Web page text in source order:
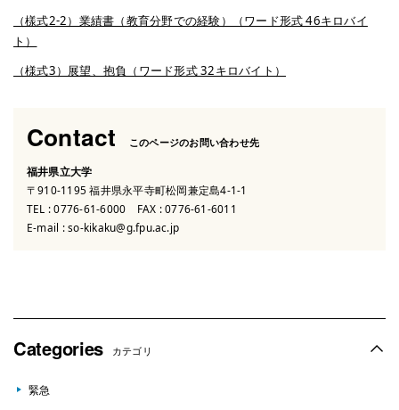
（樣式2-2）業績書（教育分野での経験）（ワード形式 46キロバイ
ト）
（様式3）展望、抱負（ワード形式 32キロバイト）
Contact このページのお問い合わせ先
福井県立大学
〒910-1195 福井県永平寺町松岡兼定島4-1-1
TEL :0776-61-6000 FAX : 0776-61-6011
E-mail :so-kikaku@g.fpu.ac.jp
Categories カテゴリ
緊急